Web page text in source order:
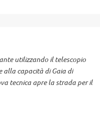
utilizzando il telescopio
alla capacità di Gaia di
tecnica apre la strada per il